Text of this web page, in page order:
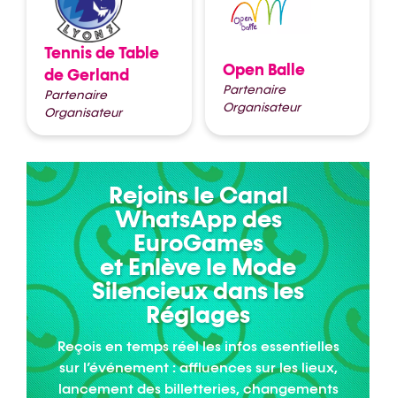
Tennis de Table
de Gerland
Partenaire
Organisateur
Open Balle
Partenaire
Organisateur
Rejoins le Canal
WhatsApp des
EuroGames
et Enlève le Mode
Silencieux dans les
Réglages
Reçois en temps réel les infos essentielles
sur l’événement : affluences sur les lieux,
lancement des billetteries, changements